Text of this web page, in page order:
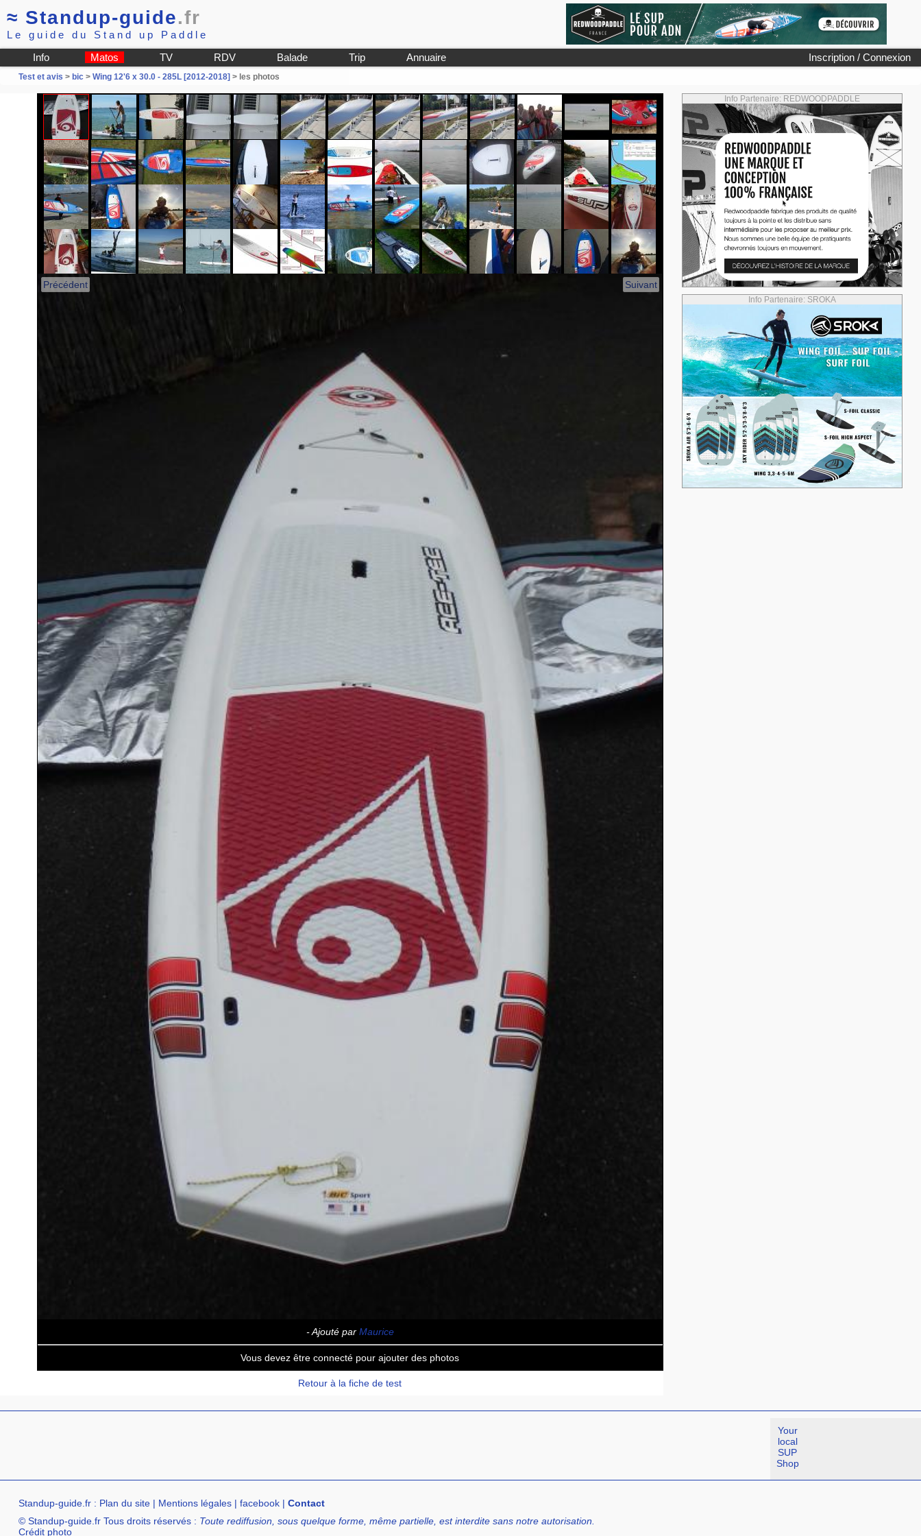
≈ Standup-guide.fr
Le guide du Stand up Paddle
Inscription / Connexion
Info Matos TV RDV Balade Trip Annuaire
Test et avis > bic> Wing 12'6 x 30.0 - 285L [2012-2018] > les photos
Précédent Suivant
- Ajouté par Maurice
Vous devez être connecté pour ajouter des photos
Retour à la fiche de test
Info Partenaire: REDWOODPADDLE
Info Partenaire: SROKA
Your
local
SUP
Shop
Standup-guide.fr: Plan du site| Mentions légales| facebook| Contact
© Standup-guide.fr Tous droits réservés : Toute rediffusion, sous quelque forme, même partielle, est interdite sans notre autorisation.
Crédit photo